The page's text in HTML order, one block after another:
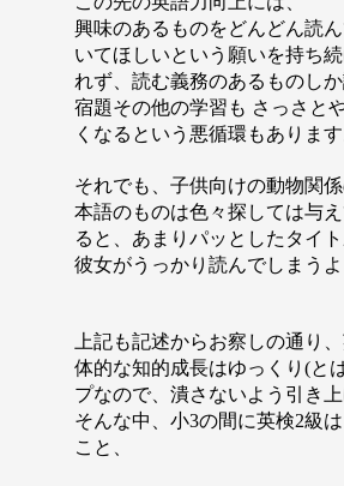
興味のあるものをどんどん読
いてほしいという願いを持ち
れず、読む義務のあるものし
宿題その他の学習も さっさと
くなるという悪循環もあります
それでも、子供向けの動物関
本語のものは色々探しては与
ると、あまりパッとしたタイ
彼女がうっかり読んでしまう
上記も記述からお察しの通り
体的な知的成長はゆっくり(と
プなので、潰さないよう引き
そんな中、小3の間に英検2級
こと、